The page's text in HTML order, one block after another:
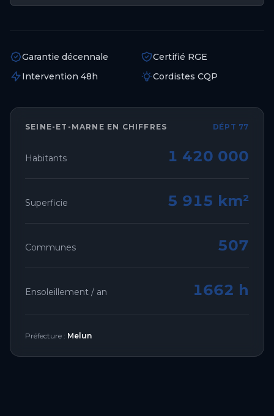
Garantie décennale
Certifié RGE
Intervention 48h
Cordistes CQP
SEINE-ET-MARNE EN CHIFFRES DÉPT 77
Habitants 1 420 000
Superficie 5 915 km²
Communes 507
Ensoleillement / an 1662 h
Préfecture : Melun